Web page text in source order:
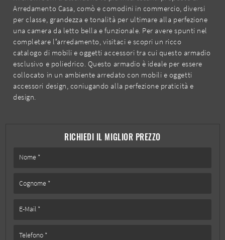
RICHIEDI IL MIGLIOR PREZZO
Arredamento Casa, comò e comodini in commercio, diversi
per classe, grandezza e tonalità per ultimare alla perfezione
una camera da letto bella e funzionale. Per avere spunti nel
completare l’arredamento, visitaci e scopri un ricco
catalogo di mobili e oggetti accessori tra cui questo armadio
esclusivo e poliedrico. Questo armadio è ideale per essere
collocato in un ambiente arredato con mobili e oggetti
accessori design, coniugando alla perfezione praticità e
design.